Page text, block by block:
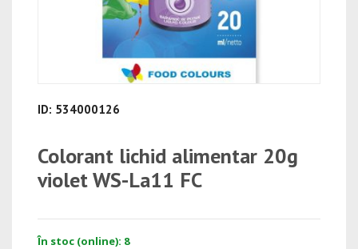
ID: 534000126
Colorant lichid alimentar 20g
violet WS-La11 FC
În stoc (online): 8